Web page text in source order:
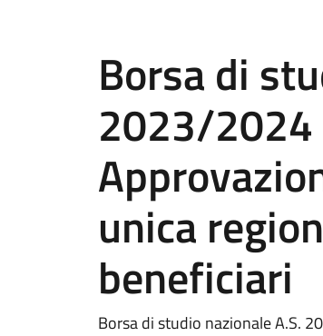
Borsa di
2023/
unica
beneficiari
Borsa di studio nazionale A.S.